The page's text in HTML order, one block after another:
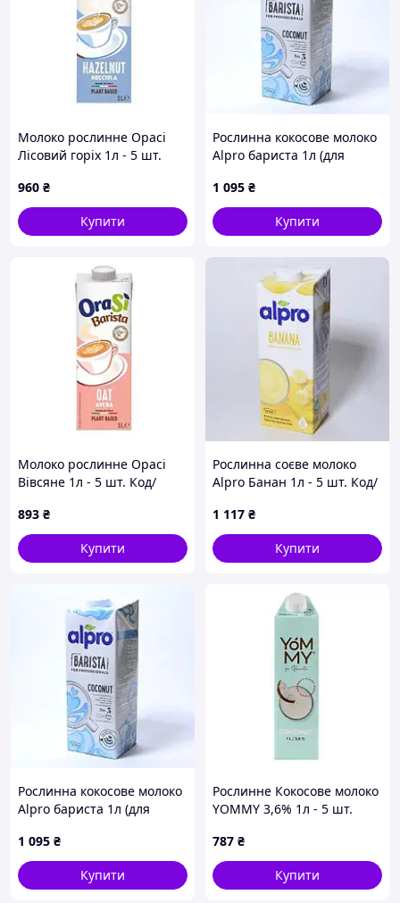
Молоко рослинне Орасі
Лісовий горіх 1л - 5 шт.
960 ₴
Купити
Рослинна кокосове молоко
Alpro бариста 1л (для
Артикул 30011
1 095 ₴
Купити
Молоко рослинне Орасі
Вівсяне 1л - 5 шт. Код/
893 ₴
Купити
Рослинна соєве молоко
Alpro Банан 1л - 5 шт. Код/
1 117 ₴
Купити
Рослинна кокосове молоко
Alpro бариста 1л (для
Артикул 30011
1 095 ₴
Купити
Рослинне Кокосове молоко
YOMMY 3,6% 1л - 5 шт.
787 ₴
Купити